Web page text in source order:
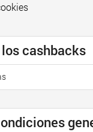
cashbacks